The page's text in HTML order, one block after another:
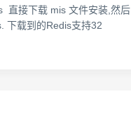
直接下载 mis 文件安装,然后
下载到的Redis支持32